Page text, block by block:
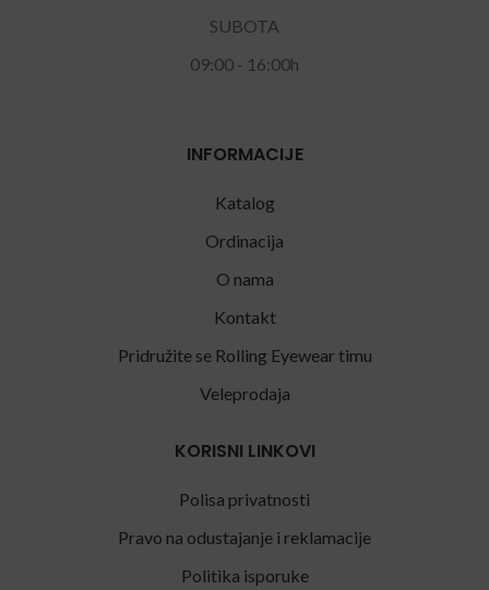
SUBOTA
09:00 - 16:00h
INFORMACIJE
Katalog
Ordinacija
O nama
Kontakt
Pridružite se Rolling Eyewear timu
Veleprodaja
KORISNI LINKOVI
Polisa privatnosti
Pravo na odustajanje i reklamacije
Politika isporuke